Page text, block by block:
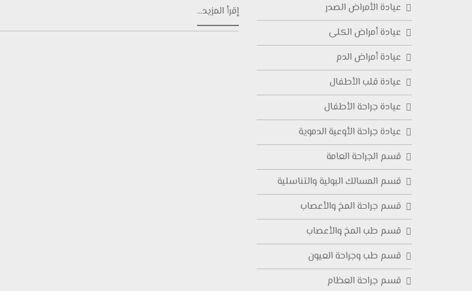
عيادة الأمراض الصدر
عيادة أمراض الكلى
عيادة أمراض الدم
عيادة قلب الأطفال
عيادة جراحة الأطفال
عيادة جراحة الأوعية الدموية
قسم الجراحة العامة
قسم المسالك البولية والتناسلية
قسم جراحة المخ والأعصاب
قسم طب المخ والأعصاب
قسم طب وجراحة العيون
قسم جراحة العظام
إقرأ المزيد...